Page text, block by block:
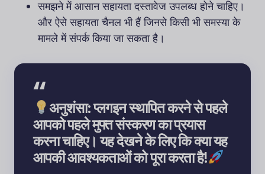
समझने में आसान सहायता दस्तावेज उपलब्ध होने चाहिए।
और ऐसे सहायता चैनल भी हैं जिनसे किसी भी समस्या के
मामले में संपर्क किया जा सकता है।
अनुशंसा: प्लगइन स्थापित करने से पहले
आपको पहले मुफ्त संस्करण का प्रयास
करना चाहिए। यह देखने के लिए कि क्या यह
आपकी आवश्यकताओं को पूरा करता है!